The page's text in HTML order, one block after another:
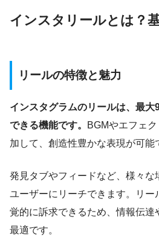
インスタリールとは？
リールの特徴と魅力
インスタグラムのリールは、最大
できる機能です。
BGMやエフェ
加して、創造性豊かな表現が可能
発見タブやフィードなど、様々な
ユーザーにリーチできます。リー
覚的に訴求できるため、情報伝達
最適です。